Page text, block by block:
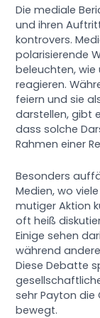
Die mediale
und ihren
kontrovers.
polarisierende
beleuchten,
reagieren.
feiern und sie
darstellen, gibt
dass solche
Rahmen einer
Besonders
Medien, wo
mutiger Aktion
oft heiß
Einige sehen
während
Diese Debatte
sehr Payton
bewegt.